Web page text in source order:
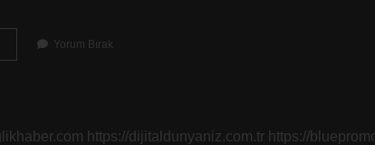
Yorum Bırak
https://dijitaldunyaniz.com.tr https://